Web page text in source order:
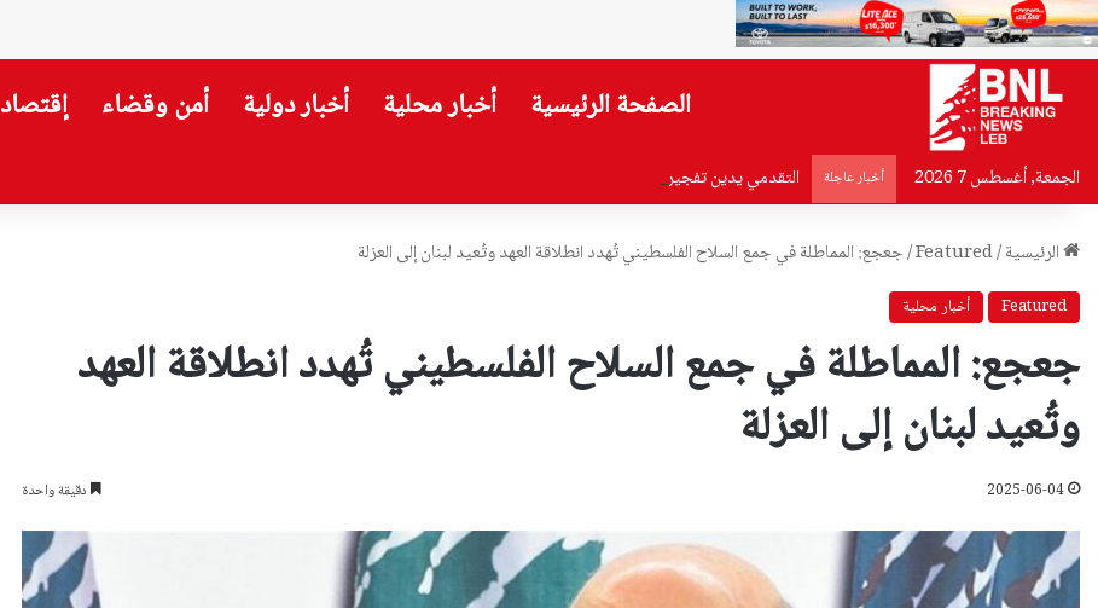
الصفحة الرئيسية أخبار محلية أخبار دولية أمن وقضاء إقتصاد
الجمعة, أغسطس 7 2026 أخبار عاجلة التقدمي يدين تفجير جرمانا: محاولة لضرب استقرار سوريا
الرئيسية/
Featured
/جعجع: المماطلة في جمع السلاح الفلسطيني تُهدد انطلاقة العهد وتُعيد لبنان إلى العزلة
Featured أخبار محلية
جعجع: المماطلة في جمع السلاح الفلسطيني تُهدد انطلاقة العهد
وتُعيد لبنان إلى العزلة
2025-06-04 دقيقة واحدة